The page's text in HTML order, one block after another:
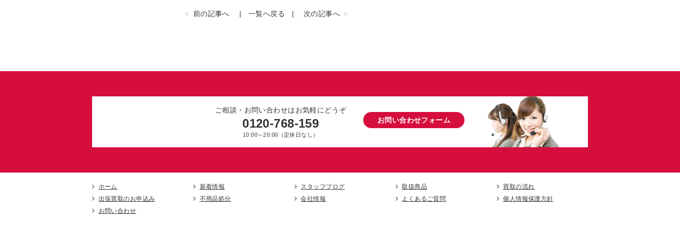
前の記事へ 一覧へ戻る 次の記事へ
ご相談・お問い合わせはお気軽にどうぞ
0120-768-159
10:00～20:00（定休日なし）
お問い合わせフォーム
ホーム 新着情報 スタッフブログ 取扱商品
買取の流れ
出張買取のお申込み
不用品処分 会社情報 よくあるご質問
個人情報保護方針
お問い合わせ